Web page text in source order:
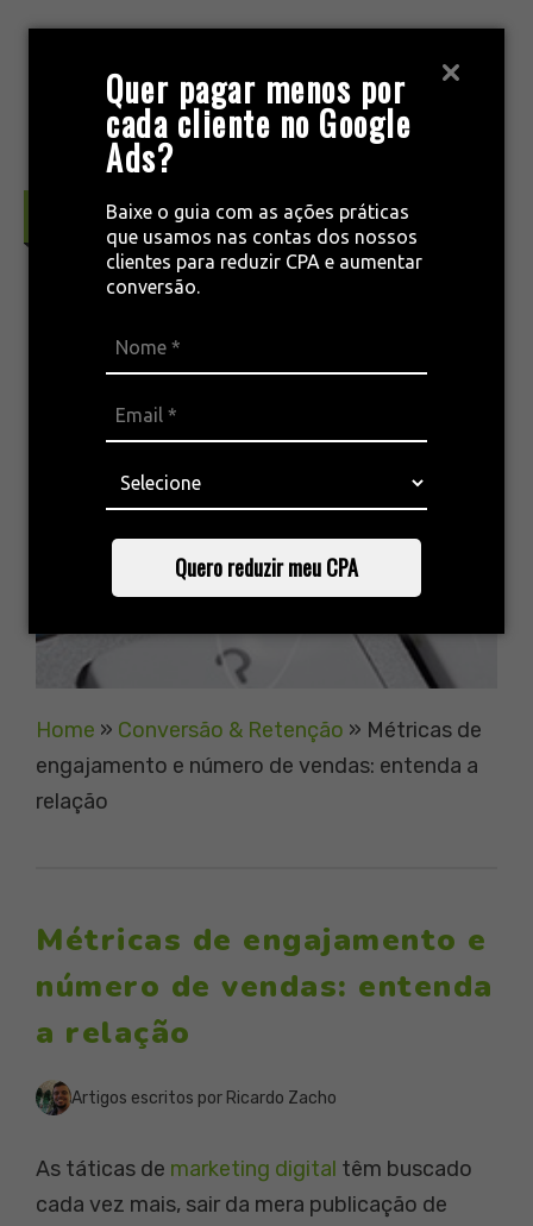
Quer pagar menos por
cada cliente no Google
Ads?
Baixe o guia com as ações práticas
que usamos nas contas dos nossos
clientes para reduzir CPA e aumentar
conversão.
Quero reduzir meu CPA
Conversão & Retenção
Home » Conversão & Retenção » Métricas de
engajamento e número de vendas: entenda a
relação
Métricas de engajamento e
número de vendas: entenda
a relação
Artigos escritos por Ricardo Zacho
As táticas de marketing digital têm buscado
cada vez mais, sair da mera publicação de